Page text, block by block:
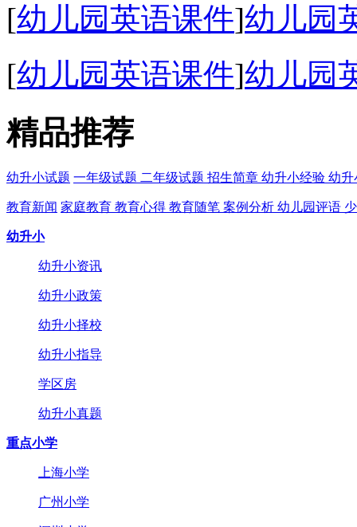
[幼儿园英语课件]幼儿园
[幼儿园英语课件]幼儿园
精品推荐
幼升小试题 一年级试题 二年级试题 招生简章 幼升小经验 幼升
教育新闻 家庭教育 教育心得 教育随笔 案例分析 幼儿园评语
幼升小
幼升小资讯
幼升小政策
幼升小择校
幼升小指导
学区房
幼升小真题
重点小学
上海小学
广州小学